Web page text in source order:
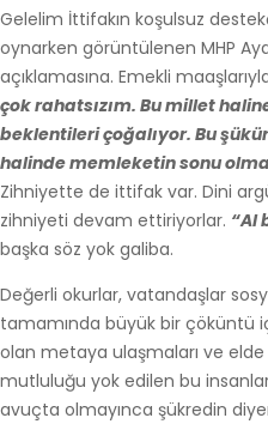
Gelelim İttifakın koşulsuz
oynarken görüntülenen MHP
açıklamasına. Emekli
çok rahatsızım. Bu millet
beklentileri çoğalıyor. Bu
halinde memleketin sonu
Zihniyette de ittifak var. Dini
zihniyeti devam ettiriyorlar. “Al
başka söz yok galiba.
Değerli okurlar, vatandaşlar
tamamında büyük bir çöküntü
olan metaya ulaşmaları ve
mutluluğu yok edilen bu
avuçta olmayınca şükredin